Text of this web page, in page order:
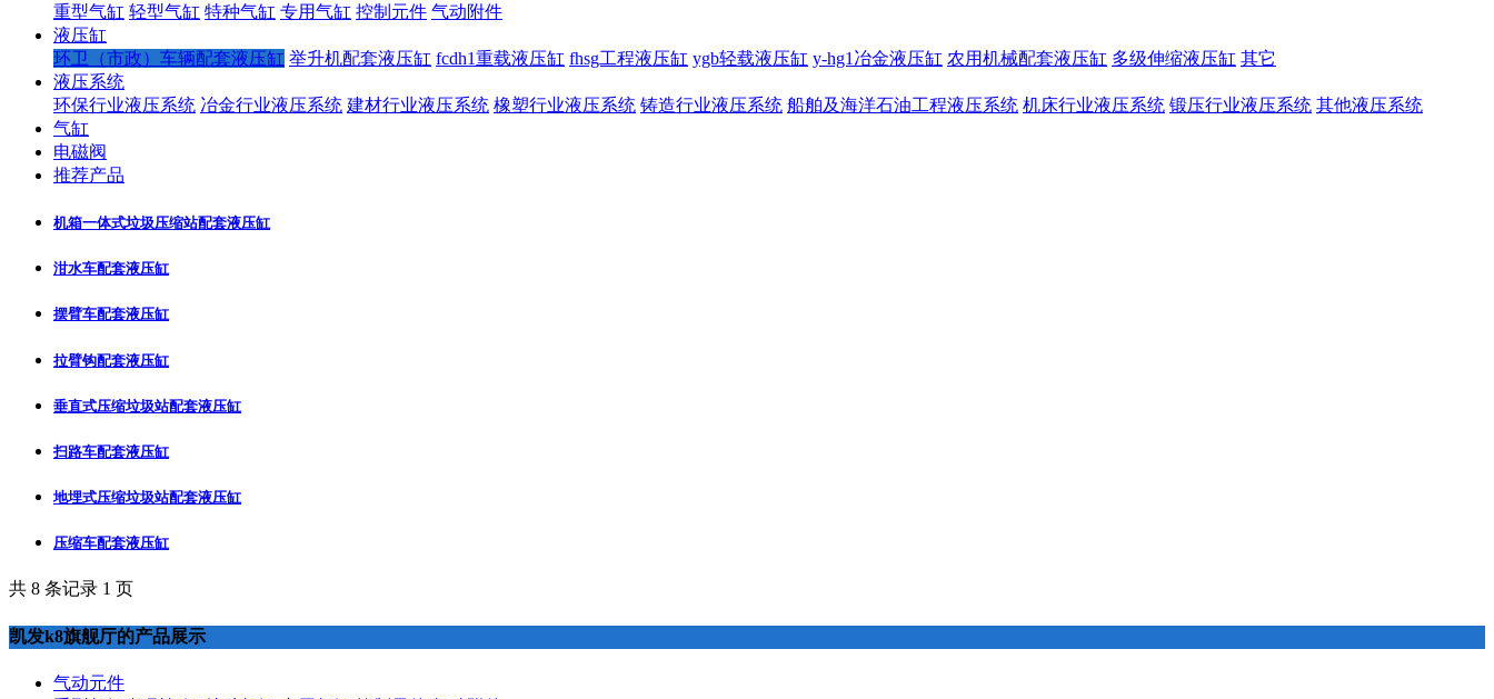
重型气缸 轻型气缸 特种气缸 专用气缸 控制元件 气动附件
液压缸
环卫（市政）车辆配套液压缸 举升机配套液压缸 fcdh1重载液压缸 fhsg工程液压缸 ygb轻载液压缸 y-hg1冶金液压缸 农用机械配套液压缸 多级伸缩液压缸 其它
液压系统
环保行业液压系统 冶金行业液压系统 建材行业液压系统 橡塑行业液压系统 铸造行业液压系统 船舶及海洋石油工程液压系统 机床行业液压系统 锻压行业液压系统 其他液压系统
气缸
电磁阀
推荐产品
机箱一体式垃圾压缩站配套液压缸
泔水车配套液压缸
摆臂车配套液压缸
拉臂钩配套液压缸
垂直式压缩垃圾站配套液压缸
扫路车配套液压缸
地埋式压缩垃圾站配套液压缸
压缩车配套液压缸
共 8 条记录 1 页
凯发k8旗舰厅的产品展示
气动元件